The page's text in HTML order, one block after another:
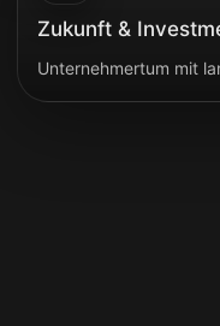
Zukunft &
Unternehmertum mit